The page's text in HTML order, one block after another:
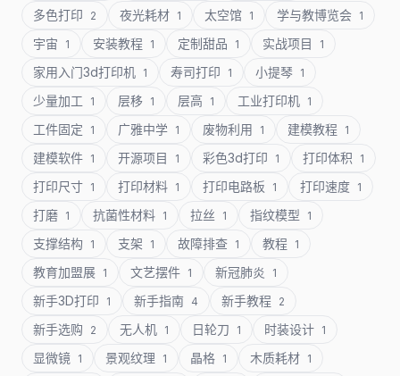
多色打印 2 夜光耗材 1 太空馆 1 学与教博览会 1
宇宙 1 安装教程 1 定制甜品 1 实战项目 1
家用入门3d打印机 1 寿司打印 1 小提琴 1
少量加工 1 层移 1 层高 1 工业打印机 1
工件固定 1 广雅中学 1 废物利用 1 建模教程 1
建模软件 1 开源项目 1 彩色3d打印 1 打印体积 1
打印尺寸 1 打印材料 1 打印电路板 1 打印速度 1
打磨 1 抗菌性材料 1 拉丝 1 指纹模型 1
支撑结构 1 支架 1 故障排查 1 教程 1
教育加盟展 1 文艺摆件 1 新冠肺炎 1
新手3D打印 1 新手指南 4 新手教程 2
新手选购 2 无人机 1 日轮刀 1 时装设计 1
显微镜 1 景观纹理 1 晶格 1 木质耗材 1